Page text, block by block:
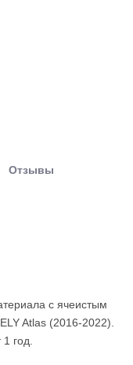
Отзывы
с ячеистым
Atlas (2016-2022).
год.